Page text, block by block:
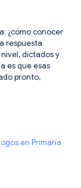
¿cómo conocer
respuesta
dictados y
es que esas
pronto,